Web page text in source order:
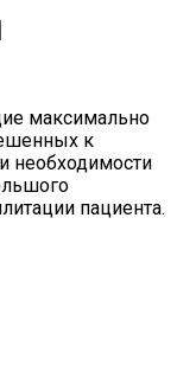
максимально
к
необходимости
пациента.